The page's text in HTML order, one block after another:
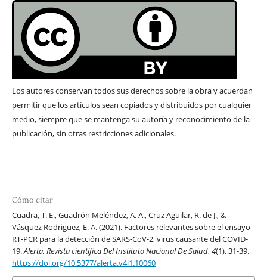
Los autores conservan todos sus derechos sobre la obra y acuerdan
permitir que los artículos sean copiados y distribuidos por cualquier
medio, siempre que se mantenga su autoría y reconocimiento de la
publicación, sin otras restricciones adicionales.
Cómo citar
Cuadra, T. E., Guadrón Meléndez, A. A., Cruz Aguilar, R. de J., &
Vásquez Rodriguez, E. A. (2021). Factores relevantes sobre el ensayo
RT-PCR para la detección de SARS-CoV-2, virus causante del COVID-
19.Alerta, Revista científica Del Instituto Nacional De Salud,4(1), 31-39.
https://doi.org/10.5377/alerta.v4i1.10060